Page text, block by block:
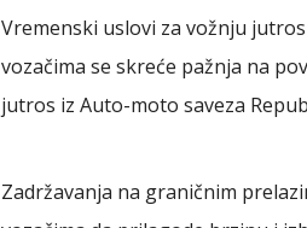
Vremenski uslovi za vožnju
vozačima se skreće pažnja na
jutros iz Auto-moto saveza
Zadržavanja na graničnim